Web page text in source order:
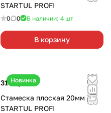
STARTUL PROFI
0 0 В наличии: 4 шт
В корзину
Новинка
310 ₽/шт
Стамеска плоская 20мм
STARTUL PROFI